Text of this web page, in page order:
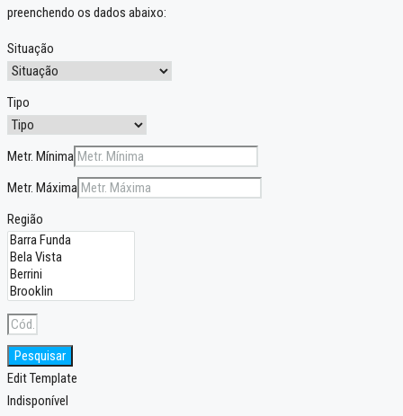
preenchendo os dados abaixo:
Situação
Tipo
Metr. Mínima
Metr. Máxima
Região
Pesquisar
Edit Template
Indisponível